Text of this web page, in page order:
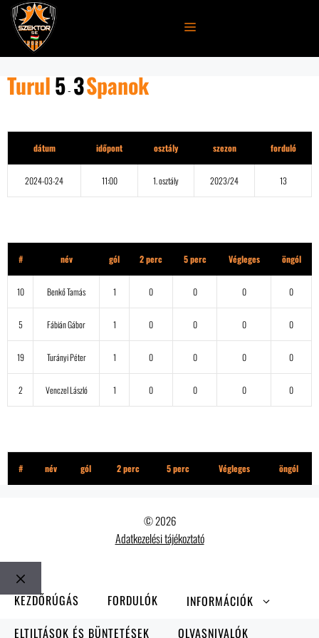
Kilépés
tartalomba
MENÜ
Turul5- 3Spanok
dátum időpont osztály szezon forduló
2024-03-24 11:00 1. osztály 2023/24 13
# név gól 2 perc 5 perc Végleges öngól
10 Benkő Tamás 1 0 0 0 0
5 Fábián Gábor 1 0 0 0 0
19 Turányi Péter 1 0 0 0 0
2 Venczel László 1 0 0 0 0
# név gól 2 perc 5 perc Végleges öngól
© 2026
Adatkezelési tájékoztató
Bezár
KEZDŐRÚGÁS FORDULÓK
INFORMÁCIÓK
ELTILTÁSOK ÉS BÜNTETÉSEK
OLVASNIVALÓK